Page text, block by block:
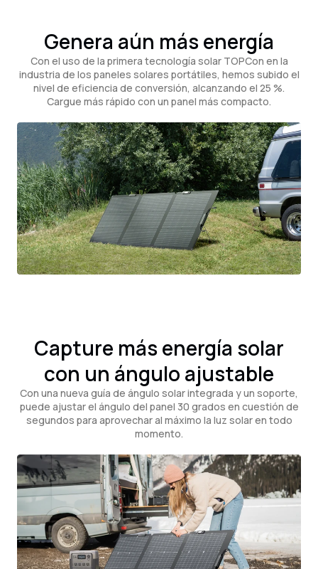
Genera aún más energía
Con el uso de la primera tecnología solar TOPCon en la
industria de los paneles solares portátiles, hemos subido el
nivel de eficiencia de conversión, alcanzando el 25 %.
Cargue más rápido con un panel más compacto.
Capture más energía solar
con un ángulo ajustable
Con una nueva guía de ángulo solar integrada y un soporte,
puede ajustar el ángulo del panel 30 grados en cuestión de
segundos para aprovechar al máximo la luz solar en todo
momento.